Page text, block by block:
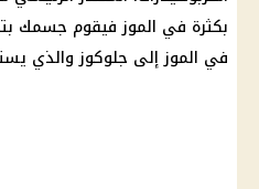
بكثرة في الموز فيقوم جسمك
في الموز إلى جلوكوز والذي